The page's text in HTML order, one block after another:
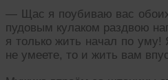
— Щас я поубиваю вас
пудовым кулаком раздвою
я только жить начал по
не умеете, то и жить вам